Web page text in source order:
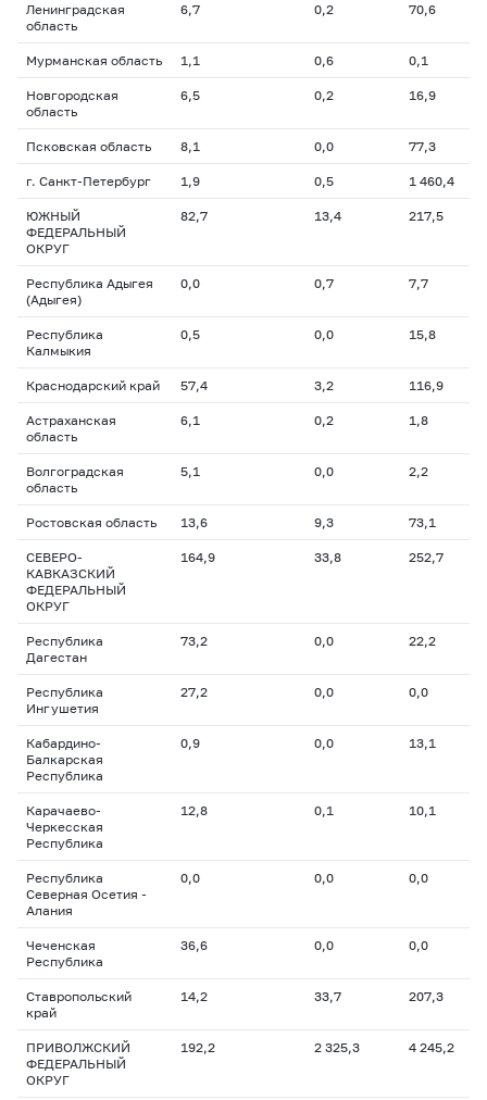
Ленинградская
область
6,7 0,2 70,6
Мурманская область 1,1 0,6 0,1
Новгородская
область
6,5 0,2 16,9
Псковская область 8,1 0,0 77,3
г. Санкт-Петербург 1,9 0,5 1 460,4
ЮЖНЫЙ
ФЕДЕРАЛЬНЫЙ
ОКРУГ
82,7 13,4 217,5
Республика Адыгея
(Адыгея)
0,0 0,7 7,7
Республика
Калмыкия
0,5 0,0 15,8
Краснодарский край 57,4 3,2 116,9
Астраханская
область
6,1 0,2 1,8
Волгоградская
область
5,1 0,0 2,2
Ростовская область 13,6 9,3 73,1
СЕВЕРО-
КАВКАЗСКИЙ
ФЕДЕРАЛЬНЫЙ
ОКРУГ
164,9 33,8 252,7
Республика
Дагестан
73,2 0,0 22,2
Республика
Ингушетия
27,2 0,0 0,0
Кабардино-
Балкарская
Республика
0,9 0,0 13,1
Карачаево-
Черкесская
Республика
12,8 0,1 10,1
Республика
Северная Осетия -
Алания
0,0 0,0 0,0
Чеченская
Республика
36,6 0,0 0,0
Ставропольский
край
14,2 33,7 207,3
ПРИВОЛЖСКИЙ
ФЕДЕРАЛЬНЫЙ
ОКРУГ
192,2 2 325,3 4 245,2